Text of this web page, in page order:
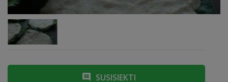
SUSISIEKTI